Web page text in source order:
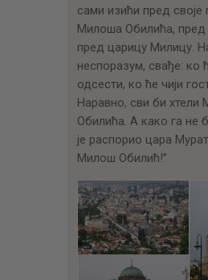
сами изићи пред своје
Милоша Обилића, пред
пред царицу Милицу.
неспоразум, свађе: ко
одсести, ко ће чији
Наравно, сви би хтели
Обилића. А како га не
је распорио цара
Милош Обилић!”